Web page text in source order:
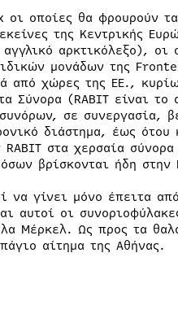
οποίες θα φρουρούν
της Κεντρικής
αρκτικόλεξο), οι
μονάδων της
από χώρες της ΕΕ.,
Σύνορα (RABIT είναι
σε συνεργασία,
διάστημα, έως
στα χερσαία σύνορα
βρίσκονται ήδη στην
γίνει μόνο έπειτα
αυτοί οι
Μέρκελ. Ως προς τα
αίτημα της Αθήνας.